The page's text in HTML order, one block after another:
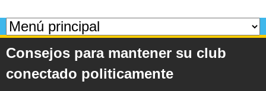
M
B
A
M
e
n
Consejos para mantener su club
conectado politicamente